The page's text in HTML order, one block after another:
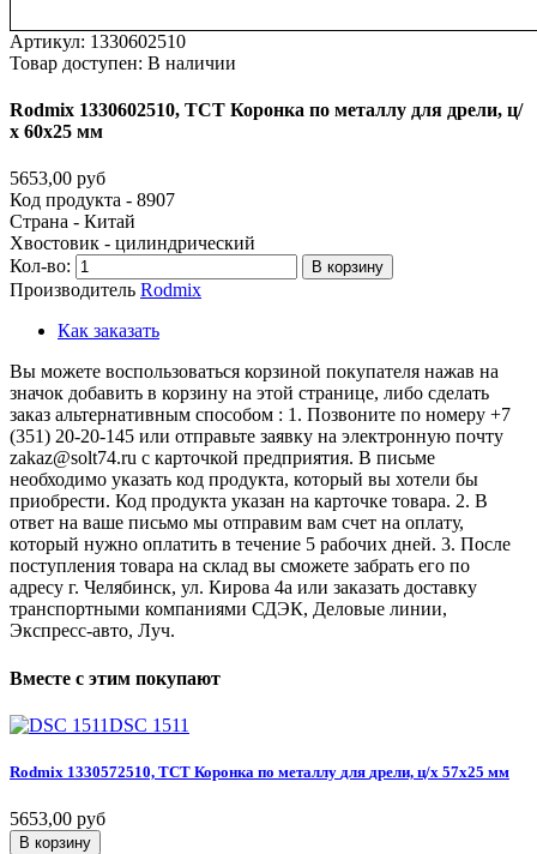
Артикул: 1330602510
Товар доступен: В наличии
Rodmix 1330602510, ТСТ Коронка по металлу для дрели, ц/
х 60х25 мм
5653,00 руб
Код продукта - 8907
Страна - Китай
Хвостовик - цилиндрический
Кол-во:
В корзину
Производитель Rodmix
Как заказать
Вы можете воспользоваться корзиной покупателя нажав на
значок добавить в корзину на этой странице, либо сделать
заказ альтернативным способом : 1. Позвоните по номеру +7
(351) 20-20-145 или отправьте заявку на электронную почту
zakaz@solt74.ru с карточкой предприятия. В письме
необходимо указать код продукта, который вы хотели бы
приобрести. Код продукта указан на карточке товара. 2. В
ответ на ваше письмо мы отправим вам счет на оплату,
который нужно оплатить в течение 5 рабочих дней. 3. После
поступления товара на склад вы сможете забрать его по
адресу г. Челябинск, ул. Кирова 4а или заказать доставку
транспортными компаниями СДЭК, Деловые линии,
Экспресс-авто, Луч.
Вместе с этим покупают
DSC 1511
Rodmix 1330572510, ТСТ Коронка по металлу для дрели, ц/х 57х25 мм
5653,00 руб
В корзину